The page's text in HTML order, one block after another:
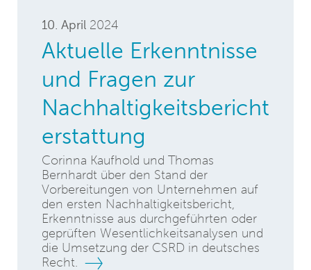
10. April 2024
Aktuelle Erkenntnisse
und Fragen zur
Nachhaltigkeitsbericht
erstattung
Corinna Kaufhold und Thomas
Bernhardt über den Stand der
Vorbereitungen von Unternehmen auf
den ersten Nachhaltigkeitsbericht,
Erkenntnisse aus durchgeführten oder
geprüften Wesentlichkeitsanalysen und
die Umsetzung der CSRD in deutsches
Recht.